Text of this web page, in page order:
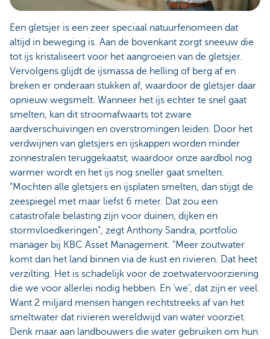
Een gletsjer is een zeer speciaal natuurfenomeen dat
altijd in beweging is. Aan de bovenkant zorgt sneeuw die
tot ijs kristaliseert voor het aangroeien van de gletsjer.
Vervolgens glijdt de ijsmassa de helling of berg af en
breken er onderaan stukken af, waardoor de gletsjer daar
opnieuw wegsmelt. Wanneer het ijs echter te snel gaat
smelten, kan dit stroomafwaarts tot zware
aardverschuivingen en overstromingen leiden. Door het
verdwijnen van gletsjers en ijskappen worden minder
zonnestralen teruggekaatst, waardoor onze aardbol nog
warmer wordt en het ijs nog sneller gaat smelten.
“Mochten alle gletsjers en ijsplaten smelten, dan stijgt de
zeespiegel met maar liefst 6 meter. Dat zou een
catastrofale belasting zijn voor duinen, dijken en
stormvloedkeringen”, zegt Anthony Sandra, portfolio
manager bij KBC Asset Management. “Meer zoutwater
komt dan het land binnen via de kust en rivieren. Dat heet
verzilting. Het is schadelijk voor de zoetwatervoorziening
die we voor allerlei nodig hebben. En ‘we’, dat zijn er veel.
Want 2 miljard mensen hangen rechtstreeks af van het
smeltwater dat rivieren wereldwijd van water voorziet.
Denk maar aan landbouwers die water gebruiken om hun